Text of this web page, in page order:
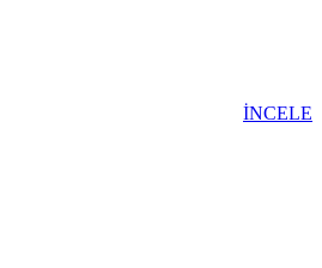
İNCELE